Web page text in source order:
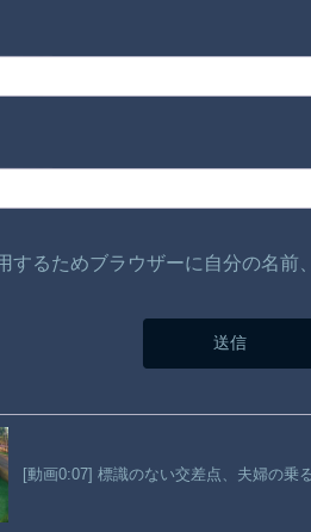
するためブラウザーに自分の名
[動画0:07] 標識のない交差点、夫婦の乗